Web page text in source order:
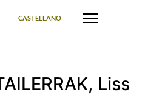
CASTELLANO
Liss